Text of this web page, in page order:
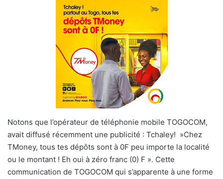
Notons que l’opérateur de téléphonie mobile TOGOCOM,
avait diffusé récemment une publicité : Tchaley! »Chez
TMoney, tous tes dépôts sont à 0F peu importe la localité
ou le montant ! Eh oui à zéro franc (0) F ». Cette
communication de TOGOCOM qui s’apparente à une forme